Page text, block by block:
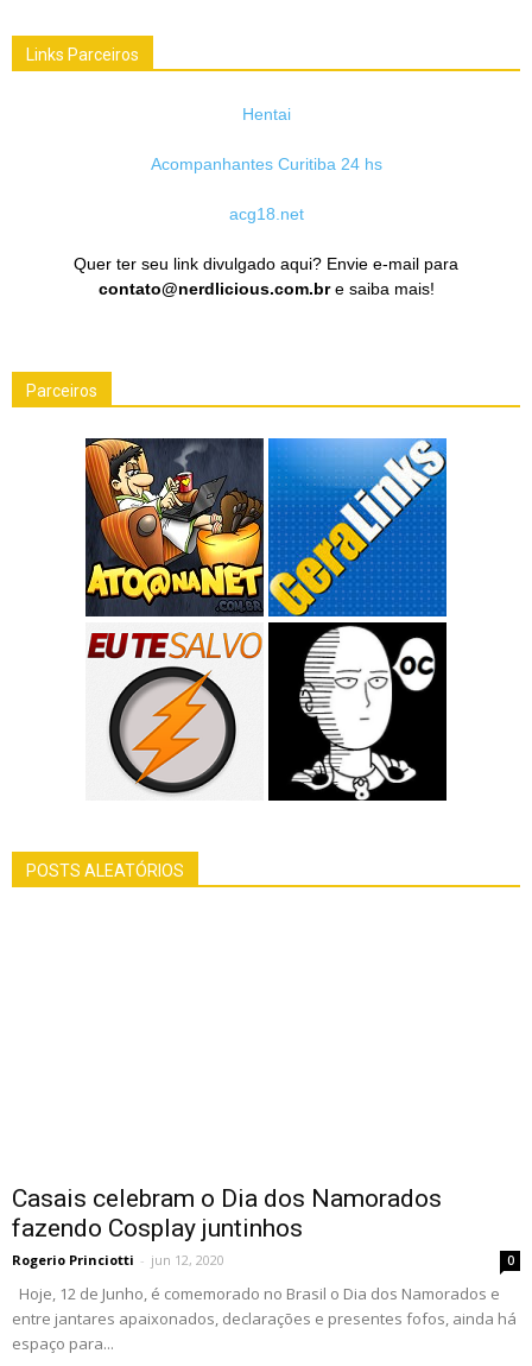
Links Parceiros
Hentai
Acompanhantes Curitiba 24 hs
acg18.net
Quer ter seu link divulgado aqui? Envie e-mail para
contato@nerdlicious.com.bre saiba mais!
Parceiros
POSTS ALEATÓRIOS
Casais celebram o Dia dos Namorados
fazendo Cosplay juntinhos
Rogerio Princiotti - jun 12, 2020 0
Hoje, 12 de Junho, é comemorado no Brasil o Dia dos Namorados e
entre jantares apaixonados, declarações e presentes fofos, ainda há
espaço para...